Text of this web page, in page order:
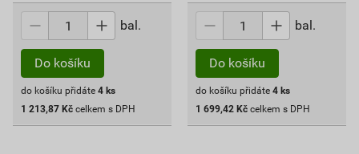
bal.
Do košíku
do košíku přidáte 4 ks
1 213,87 Kč celkem s DPH
bal.
Do košíku
do košíku přidáte 4 ks
1 699,42 Kč celkem s DPH